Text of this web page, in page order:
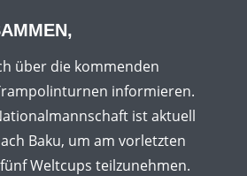
über die kommenden
informieren.
ist aktuell
Baku, um am vorletzten
Weltcups teilzunehmen.